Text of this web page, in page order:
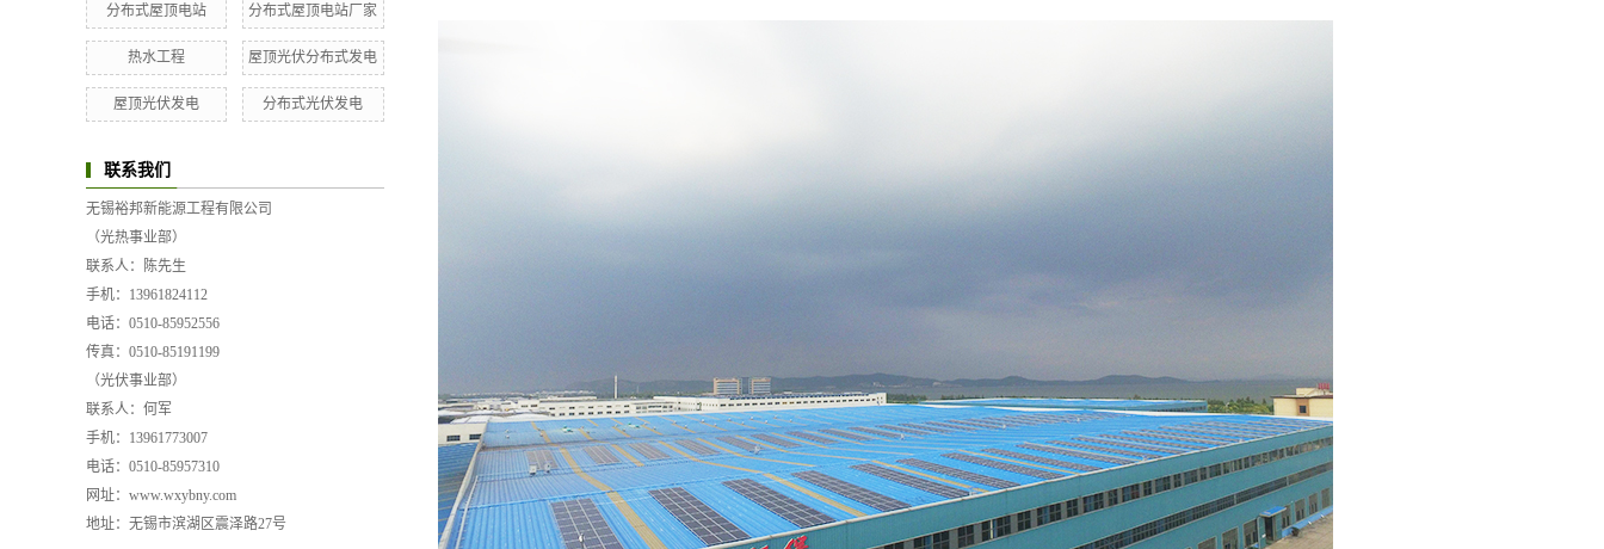
分布式屋顶电站 分布式屋顶电站厂家
热水工程 屋顶光伏分布式发电
屋顶光伏发电 分布式光伏发电
联系我们
无锡裕邦新能源工程有限公司
（光热事业部）
联系人：陈先生
手机：13961824112
电话：0510-85952556
传真：0510-85191199
（光伏事业部）
联系人：何军
手机：13961773007
电话：0510-85957310
网址：www.wxybny.com
地址：无锡市滨湖区震泽路27号